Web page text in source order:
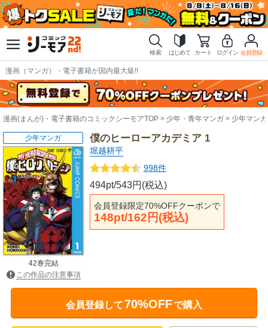
検索 はじめて カート ログイン 会員登録
漫画（マンガ）・電子書籍が国内最大級!!
漫画(まんが)・電子書籍のコミックシーモアTOP 少年・青年マンガ 少年マンガ
僕のヒーローアカデミア 1
堀越耕平
998件
494pt/543円(税込)
会員登録限定70%OFFクーポンで
148pt/162円(税込)
少年マンガ
42巻完結
この作品の注意事項
会員登録して70%OFFで購入